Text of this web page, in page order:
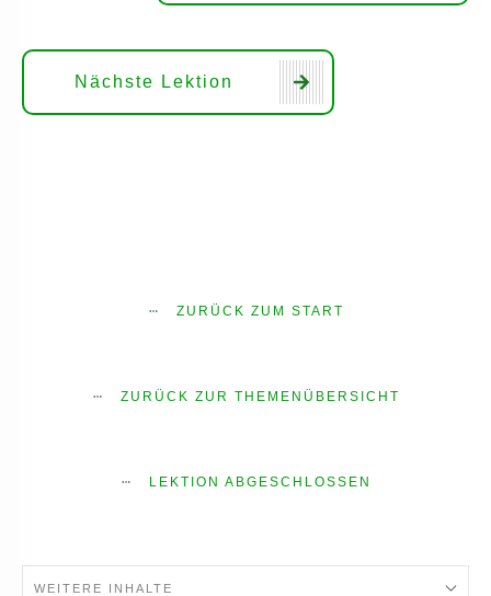
Nächste Lektion
ZURÜCK ZUM START
ZURÜCK ZUR THEMENÜBERSICHT
LEKTION ABGESCHLOSSEN
WEITERE INHALTE